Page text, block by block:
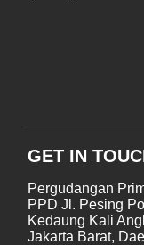
GET IN
Pergudangan
PPD Jl. Pesing
Kedaung Kali
Jakarta Barat,